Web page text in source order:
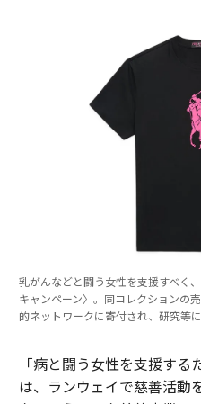
乳がんなどと闘う女性を支援すべく
キャンペーン〉。同コレクションの
的ネットワークに寄付され、研究等
「病と闘う女性を支援す
は、ランウェイで慈善活動